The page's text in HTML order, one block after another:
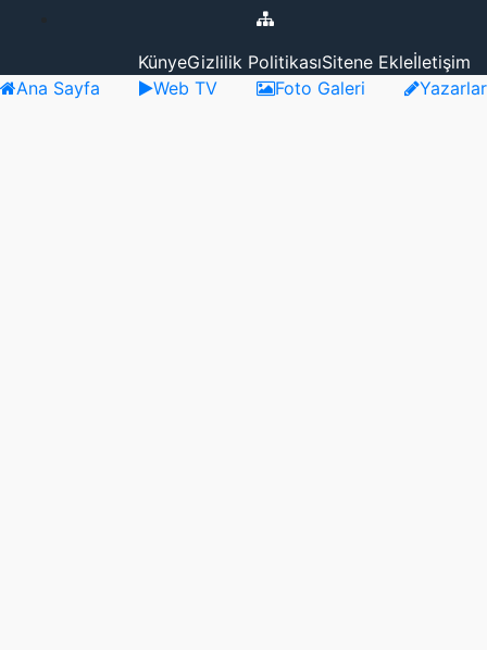
KünyeGizlilik PolitikasıSitene Ekleİletişim
Ana Sayfa
Web TV Foto Galeri Yazarlar